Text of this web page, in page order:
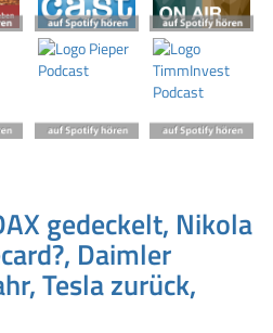
gedeckelt, Nikola
Daimler
Tesla zurück,